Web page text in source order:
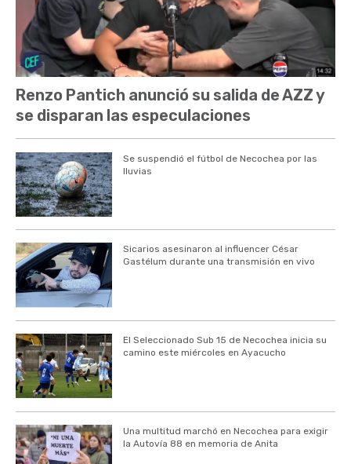
Renzo Pantich anunció su salida de AZZ y
se disparan las especulaciones
Se suspendió el fútbol de Necochea por las
lluvias
Sicarios asesinaron al influencer César
Gastélum durante una transmisión en vivo
El Seleccionado Sub 15 de Necochea inicia su
camino este miércoles en Ayacucho
Una multitud marchó en Necochea para exigir
la Autovía 88 en memoria de Anita